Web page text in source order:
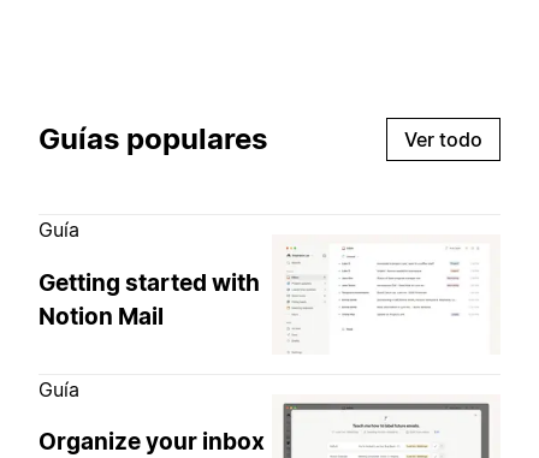
Guías populares Ver todo
Guía
Getting started with
Notion Mail
Guía
Organize your inbox